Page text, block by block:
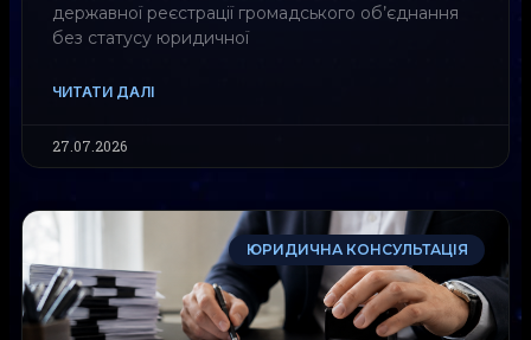
державної реєстрації громадського об’єднання
без статусу юридичної
ЧИТАТИ ДАЛІ
27.07.2026
ЮРИДИЧНА КОНСУЛЬТАЦІЯ